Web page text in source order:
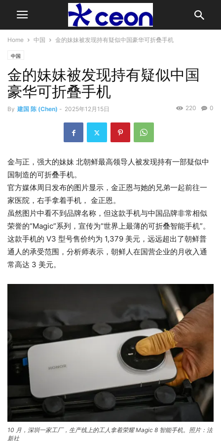
Home 中国 金的妹妹被发现持有疑似中国豪华可折叠手机
中国
金的妹妹被发现持有疑似中国
豪华可折叠手机
By 建国 陈 (Chen) - 2025年12月15日 0
220
金与正 ，强大的妹妹 北朝鲜最高领导人被发现持有一部疑似中
国制造的可折叠手机。
官方媒体周日发布的图片显示，金正恩与她的兄弟一起前往一
家医院，右手拿着手机， 金正恩。
虽然图片中看不到品牌名称，但这款手机与中国品牌非常相似
荣誉的“Magic”系列，宣传为“世界上最薄的可折叠智能手机”。
这款手机的 V3 型号售价约为 1,379 美元，远远超出了朝鲜普
通人的承受范围，分析师表示，朝鲜人在国营企业的月收入通
常高达 3 美元。
10 月，深圳一家工厂，生产线上的工人拿着荣耀 Magic 8 智能手机。照片：法
新社